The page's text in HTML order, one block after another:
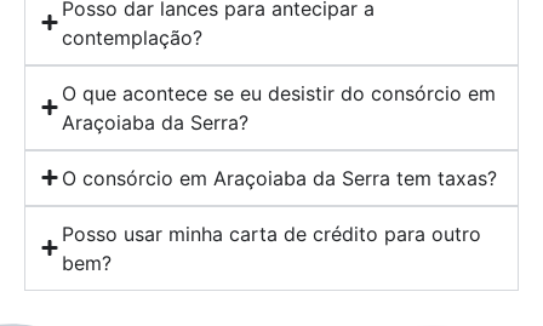
Posso dar lances para antecipar a
contemplação?
O que acontece se eu desistir do consórcio em
Araçoiaba da Serra?
O consórcio em Araçoiaba da Serra tem taxas?
Posso usar minha carta de crédito para outro
bem?